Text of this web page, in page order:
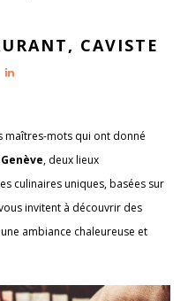
CAVISTE
maîtres-mots qui ont donné
Genève, deux lieux
culinaires uniques, basées sur
invitent à découvrir des
ambiance chaleureuse et